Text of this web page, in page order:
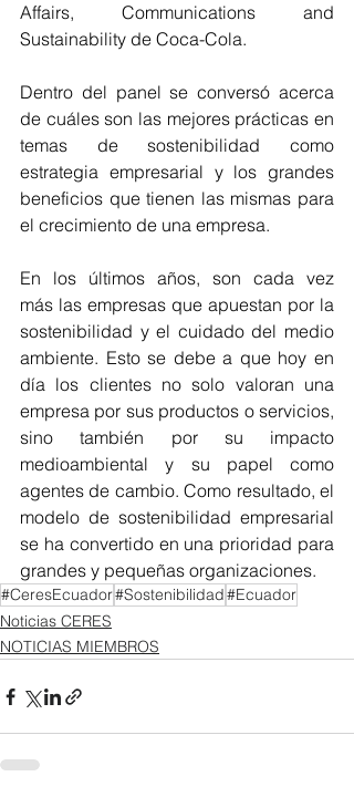
Affairs, Communications and
Sustainability de Coca-Cola.
Dentro del panel se conversó acerca
de cuáles son las mejores prácticas en
temas de sostenibilidad como
estrategia empresarial y los grandes
beneficios que tienen las mismas para
el crecimiento de una empresa.
En los últimos años, son cada vez
más las empresas que apuestan por la
sostenibilidad y el cuidado del medio
ambiente. Esto se debe a que hoy en
día los clientes no solo valoran una
empresa por sus productos o servicios,
sino también por su impacto
medioambiental y su papel como
agentes de cambio. Como resultado, el
modelo de sostenibilidad empresarial
se ha convertido en una prioridad para
grandes y pequeñas organizaciones.
#CeresEcuador#Sostenibilidad#Ecuador
Noticias CERES
NOTICIAS MIEMBROS